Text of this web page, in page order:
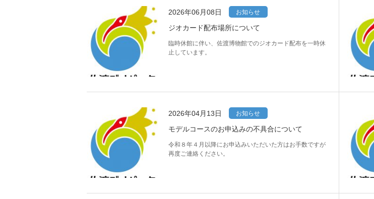
2026年06月08日 お知らせ
ジオカード配布場所について
臨時休館に伴い、佐渡博物館でのジオカード配布を一時休
止しています。
2026年04月13日 お知らせ
モデルコースのお申込みの不具合について
令和８年４月以降にお申込みいただいた方はお手数ですが
再度ご連絡ください。